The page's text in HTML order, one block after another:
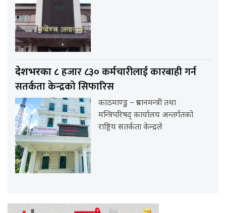
देशभरका ८हजार ८३० कर्मचारीलाई कारबाही गर्न
सतर्कता केन्द्रको सिफारिस
काठमाण्डु – प्रधानमन्त्री तथा
मन्त्रिपरिषद् कार्यालय अन्तर्गतको
राष्ट्रिय सतर्कता केन्द्रले